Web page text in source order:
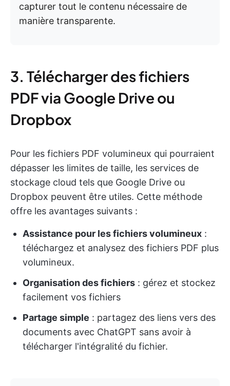
capturer tout le contenu nécessaire de
manière transparente.
3. Télécharger des fichiers
PDF via Google Drive ou
Dropbox
Pour les fichiers PDF volumineux qui pourraient
dépasser les limites de taille, les services de
stockage cloud tels que Google Drive ou
Dropbox peuvent être utiles. Cette méthode
offre les avantages suivants :
Assistance pour les fichiers volumineux :
téléchargez et analysez des fichiers PDF plus
volumineux.
Organisation des fichiers : gérez et stockez
facilement vos fichiers
Partage simple : partagez des liens vers des
documents avec ChatGPT sans avoir à
télécharger l'intégralité du fichier.